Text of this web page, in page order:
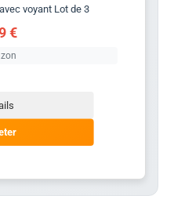
voyant Lot de 3
€